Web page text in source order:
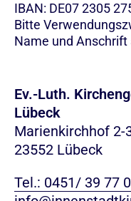
IBAN: DE07 2305
Bitte
Name und Anschrift
Ev.-Luth.
Lübeck
Marienkirchhof 2-
23552 Lübeck
Tel.: 0451/ 39 77